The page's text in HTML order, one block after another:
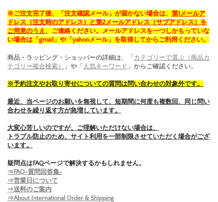
※ご注文完了後、「注文確認メール」が届かない場合は、 第1メールア
ドレス（注文時のアドレス）と第2メールアドレス（サブアドレス）を
ご用意のうえ 、ご連絡ください。メールアドレスを一つしかもっていな
い場合は「gmail」や「yahooメール」を取得してからご利用ください。
商品・ラッピング・ショッパーの詳細は、「 カテゴリーで選ぶ（商品カ
テゴリー複合検索）
」や「 人気キーワード 」からご確認ください。
※予約注文やお取り寄せについての質問は問い合わせの対象外です。
最近、当ページのお願いを無視して、短期間に何度も複数回、同じ問い
合わせを繰り返す方が急増しています。
大変心苦しいのですが、ご理解いただけない場合は、
トラブル防止のため、サイト利用を一部制限させていただく場合がござ
います。
疑問点はFAQページで解決するかもしれません。
⇒FAQ-質問回答集-
⇒営業日について
⇒送料のご案内
⇒About International Order & Shipping